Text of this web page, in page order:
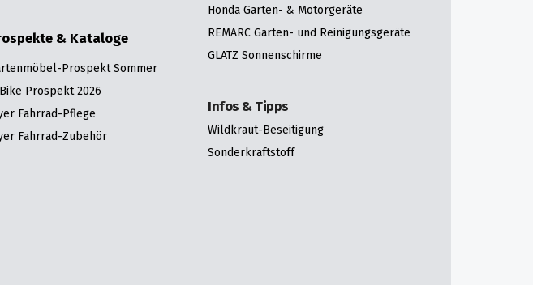
& Kataloge
Prospekt Sommer
Prospekt 2026
Fahrrad-Pflege
Fahrrad-Zubehör
Honda Garten- & Motorgeräte
REMARC Garten- und Reinigungsgeräte
GLATZ Sonnenschirme
Infos & Tipps
Wildkraut-Beseitigung
Sonderkraftstoff